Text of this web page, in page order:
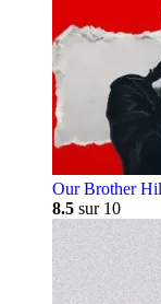
Our Brother
8.5 sur 10